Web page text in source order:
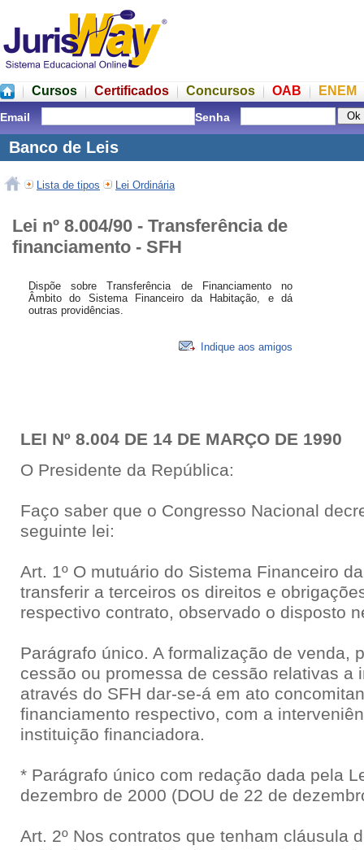
Cursos Certificados Concursos OAB ENEM
Email Senha
Banco de Leis
Lista de tipos Lei Ordinária
Lei nº 8.004/90 - Transferência de
financiamento - SFH
Dispõe sobre Transferência de Financiamento no
Âmbito do Sistema Financeiro da Habitação, e dá
outras providências.
Indique aos amigos
LEI Nº 8.004 DE 14 DE MARÇO DE 1990
O Presidente da República:
Faço saber que o Congresso Nacional
seguinte lei:
Art. 1º O mutuário do Sistema Financeiro
transferir a terceiros os direitos e
respectivo contrato, observado o disposto
Parágrafo único. A formalização de venda,
cessão ou promessa de cessão relativas a
através do SFH dar-se-á em ato
financiamento respectivo, com a
instituição financiadora.
* Parágrafo único com redação dada pela
dezembro de 2000 (DOU de 22 de
Art. 2º Nos contratos que tenham cláusula